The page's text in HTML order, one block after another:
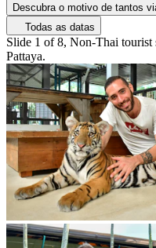
Descubra o motivo de tantos
Todas as datas
Slide 1 of 8, Non-Thai
Pattaya.